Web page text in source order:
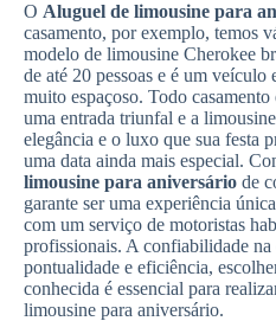
O Aluguel de limousine para
casamento, por exemplo, temos
modelo de limousine Cherokee
de até 20 pessoas e é um veículo
muito espaçoso. Todo casamento
uma entrada triunfal e a
elegância e o luxo que sua festa
uma data ainda mais especial.
limousine para aniversário de
garante ser uma experiência
com um serviço de motoristas
profissionais. A confiabilidade na
pontualidade e eficiência,
conhecida é essencial para
limousine para aniversário.